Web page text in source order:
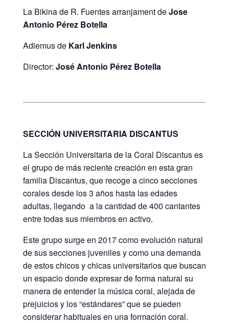
La Bikina de R. Fuentes arranjament deJose
Antonio Pérez Botella
Adiemus de Karl Jenkins
Director: José Antonio Pérez Botella
SECCIÓN UNIVERSITARIA DISCANTUS
La Sección Universitaria de la Coral Discantus es
el grupo de más reciente creación en esta gran
familia Discantus, que recoge a cinco secciones
corales desde los 3 años hasta las edades
adultas, llegando a la cantidad de 400 cantantes
entre todas sus miembros en activo.
Este grupo surge en 2017 como evolución natural
de sus secciones juveniles y como una demanda
de estos chicos y chicas universitarios que buscan
un espacio donde expresar de forma natural su
manera de entender la música coral, alejada de
prejuicios y los “estándares” que se pueden
considerar habituales en una formación coral.